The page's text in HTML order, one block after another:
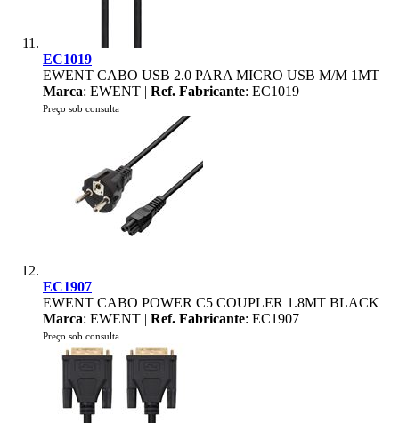
EC1019
EWENT CABO USB 2.0 PARA MICRO USB M/M 1MT
Marca: EWENT | Ref. Fabricante: EC1019
Preço sob consulta
EC1907
EWENT CABO POWER C5 COUPLER 1.8MT BLACK
Marca: EWENT | Ref. Fabricante: EC1907
Preço sob consulta